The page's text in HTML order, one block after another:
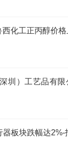
化工正丙醇价
圳）工艺品有
器板块跌幅达2%-